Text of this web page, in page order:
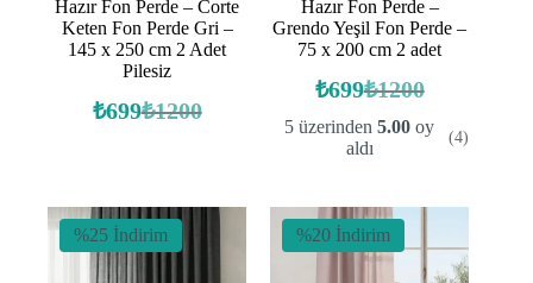
Hazır Fon Perde – Corte
Keten Fon Perde Gri –
145 x 250 cm 2 Adet
Pilesiz
₺1200
Orijinal
₺699 Şu
Hazır Fon Perde –
Grendo Yeşil Fon Perde –
75 x 200 cm 2 adet
₺1200
Orijinal
fiyat:
₺1200.
₺699 Şu
andaki
fiyat:
5 üzerinden5.00 oy
aldı
(4)
%25 İndirim %20 İndirim